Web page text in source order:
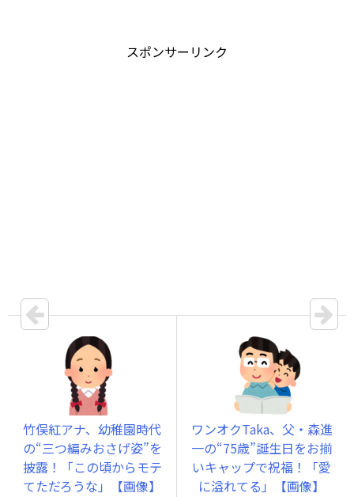
スポンサーリンク
竹俣紅アナ、幼稚園時代
の“三つ編みおさげ姿”を
披露！「この頃からモテ
てただろうな」【画像】
ワンオクTaka、父・森進
一の“75歳”誕生日をお揃
いキャップで祝福！「愛
に溢れてる」【画像】